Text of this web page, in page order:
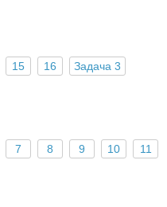
15 16 Задача 3
7 8 9 10 11